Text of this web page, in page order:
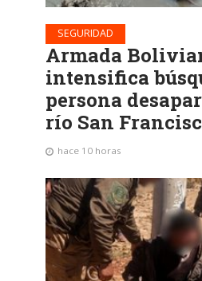
SEGURIDAD
Armada
intensifica
persona
río San
hace 10 horas